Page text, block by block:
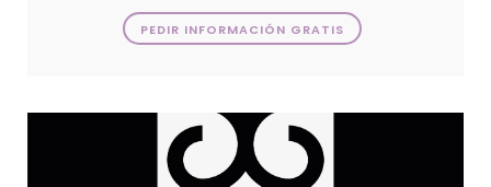
PEDIR INFORMACIÓN GRATIS